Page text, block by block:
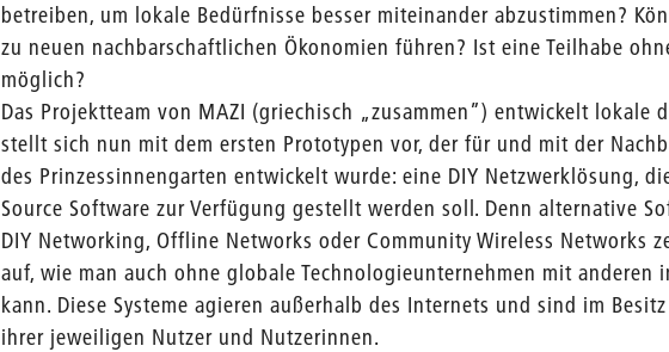
betreiben, um lokale Bedürfnisse besser miteinander abzustimmen?
zu neuen nachbarschaftlichen Ökonomien führen? Ist eine Teilhabe
möglich?
Das Projektteam von MAZI (griechisch „zusammen”) entwickelt lokale
stellt sich nun mit dem ersten Prototypen vor, der für und mit der
des Prinzessinnengarten entwickelt wurde: eine DIY Netzwerklösung,
Source Software zur Verfügung gestellt werden soll. Denn alternative
DIY Networking, Offline Networks oder Community Wireless Networks
auf, wie man auch ohne globale Technologieunternehmen mit anderen
kann. Diese Systeme agieren außerhalb des Internets und sind im
ihrer jeweiligen Nutzer und Nutzerinnen.